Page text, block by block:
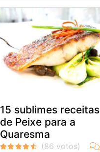
15 sublimes receitas
de Peixe para a
Quaresma